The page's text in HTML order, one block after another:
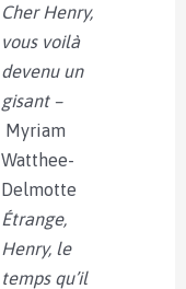
Cher Henry,
vous voilà
devenu un
gisant –
Myriam
Watthee-
Delmotte
Étrange,
Henry, le
temps qu’il